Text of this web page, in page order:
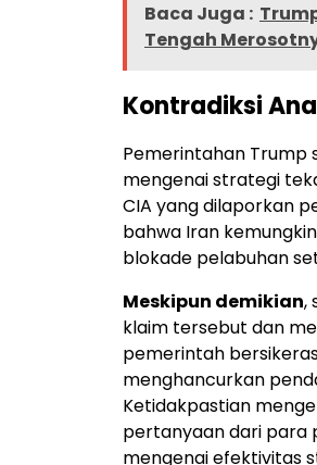
Baca Juga :
Tengah
Kontradiksi
Pemerintahan Trump
mengenai strategi
CIA yang dilaporkan
bahwa Iran
blokade pelabuhan
Meskipun demikian,
klaim tersebut dan
pemerintah
menghancurkan
Ketidakpastian
pertanyaan dari para
mengenai efektivitas